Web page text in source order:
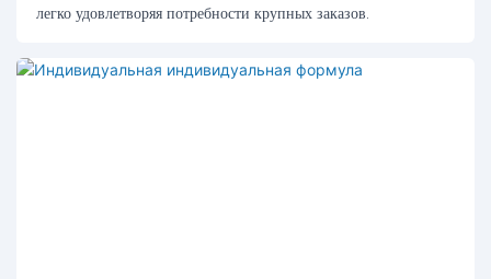
легко удовлетворяя потребности крупных заказов.